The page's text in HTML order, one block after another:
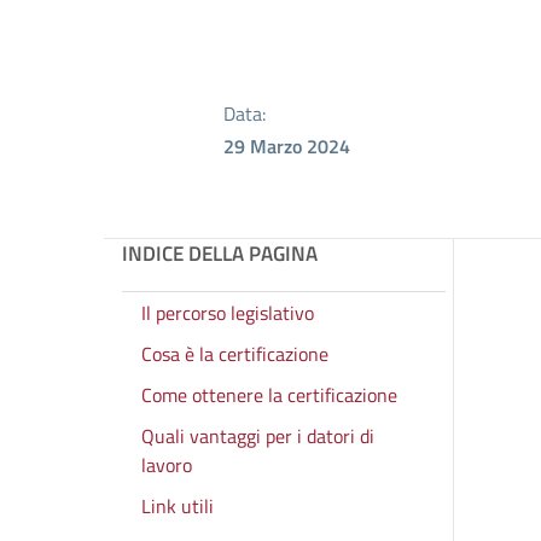
Data:
29 Marzo 2024
INDICE DELLA PAGINA
Il percorso legislativo
Cosa è la certificazione
Come ottenere la certificazione
Quali vantaggi per i datori di
lavoro
Link utili